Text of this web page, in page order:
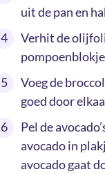
uit de pan en
Verhit de
Voeg de
goed door
Pel de
avocado in
avocado gaat